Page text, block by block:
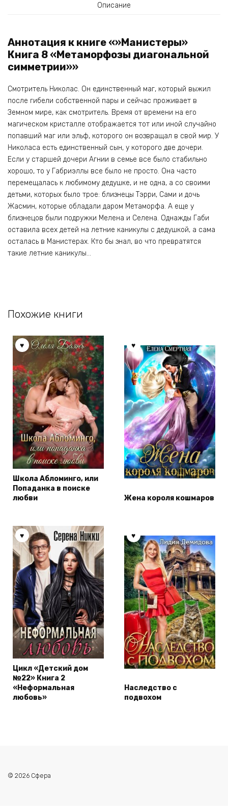
Описание
Аннотация к книге «»Манистеры»
Книга 8 «Метаморфозы диагональной
симметрии»»
Смотритель Николас. Он единственный маг, который выжил
после гибели собственной пары и сейчас проживает в
Земном мире, как смотритель. Время от времени на его
магическом кристалле отображается тот или иной случайно
попавший маг или эльф, которого он возвращал в свой мир. У
Николаса есть единственный сын, у которого две дочери.
Если у старшей дочери Агнии в семье все было стабильно
хорошо, то у Габриэллы все было не просто. Она часто
перемещалась к любимому дедушке, и не одна, а со своими
детьми, которых было трое: близнецы Тэрри, Сами и дочь
Жасмин, которые обладали даром Метаморфа. А еще у
близнецов были подружки Мелена и Селена. Однажды Габи
оставила всех детей на летние каникулы с дедушкой, а сама
осталась в Манистерах. Кто бы знал, во что превратятся
такие летние каникулы…
Похожие книги
Школа Абломинго, или
Попаданка в поиске
любви
Жена короля кошмаров
Цикл «Детский дом
№22» Книга 2
«Неформальная
любовь»
Наследство с
подвохом
© 2026 Сфера